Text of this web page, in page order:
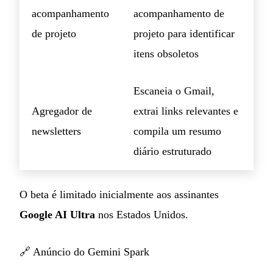
acompanhamento
de projeto
acompanhamento de
projeto para identificar
itens obsoletos
Agregador de
newsletters
Escaneia o Gmail,
extrai links relevantes e
compila um resumo
diário estruturado
O beta é limitado inicialmente aos assinantes
Google AI Ultra nos Estados Unidos.
🔗 Anúncio do Gemini Spark